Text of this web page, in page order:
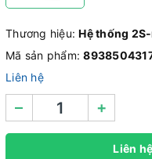
Thương hiệu:Hệ thống
Mã sản phẩm:
Liên hệ
– +
Liên